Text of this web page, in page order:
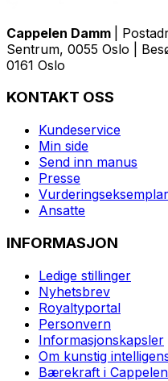
Cappelen Damm
|
Sentrum, 0055 Oslo |
0161 Oslo
KONTAKT OSS
Kundeservice
Min side
Send inn manus
Presse
Vurderingseksemplar
Ansatte
INFORMASJON
Ledige stillinger
Nyhetsbrev
Royaltyportal
Personvern
Informasjonskapsler
Om kunstig
Bærekraft i